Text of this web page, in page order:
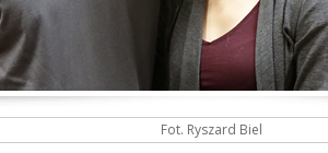
Fot. Ryszard Biel